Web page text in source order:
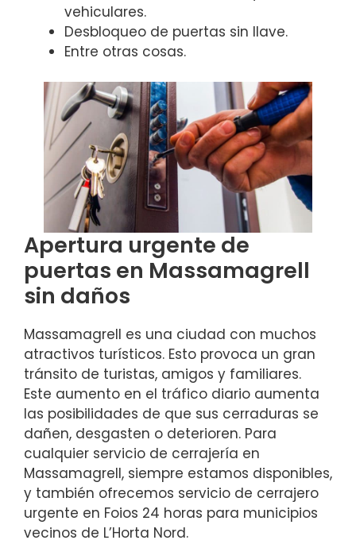
vehiculares.
Desbloqueo de puertas sin llave.
Entre otras cosas.
Apertura urgente de
puertas en Massamagrell
sin daños
Massamagrell es una ciudad con muchos
atractivos turísticos. Esto provoca un gran
tránsito de turistas, amigos y familiares.
Este aumento en el tráfico diario aumenta
las posibilidades de que sus cerraduras se
dañen, desgasten o deterioren. Para
cualquier servicio de cerrajería en
Massamagrell, siempre estamos disponibles,
y también ofrecemos servicio de cerrajero
urgente en Foios 24 horas para municipios
vecinos de L’Horta Nord.